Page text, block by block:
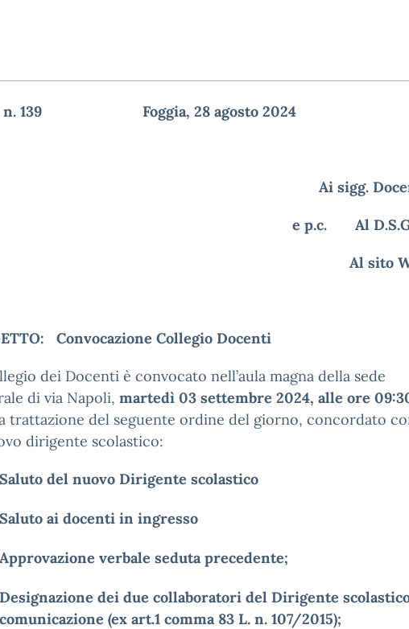
n. 139 Foggia, 28 agosto 2024
Ai sigg.
e p.c. Al
Al sito
Convocazione Collegio Docenti
dei Docenti è convocato nell’aula magna della sede
di via Napoli, martedì 03 settembre 2024, alle ore
trattazione del seguente ordine del giorno, concordato
dirigente scolastico:
Saluto del nuovo Dirigente scolastico
Saluto ai docenti in ingresso
Approvazione verbale seduta precedente;
Designazione dei due collaboratori del Dirigente
comunicazione (ex art.1 comma 83 L. n. 107/2015);